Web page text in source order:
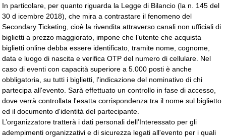
In particolare, per quanto riguarda la Legge di Bilancio (la n. 145 del
30 d icembre 2018), che mira a contrastare il fenomeno del
Secondary Ticketing, cioè la rivendita attraverso canali non ufficiali di
biglietti a prezzo maggiorato, impone che l’utente che acquista
biglietti online debba essere identificato, tramite nome, cognome,
data e luogo di nascita e verifica OTP del numero di cellulare. Nel
caso di eventi con capacità superiore a 5.000 posti è anche
obbligatoria, su tutti i biglietti, l’indicazione del nominativo di chi
partecipa all'evento. Sarà effettuato un controllo in fase di accesso,
dove verrà controllata l'esatta corrispondenza tra il nome sul biglietto
ed il documento d'identità del partecipante.
L’organizzatore tratterà i dati personali dell’Interessato per gli
adempimenti organizzativi e di sicurezza legati all'evento per i quali